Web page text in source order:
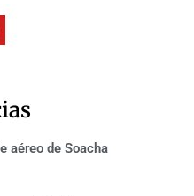
aéreo de Soacha